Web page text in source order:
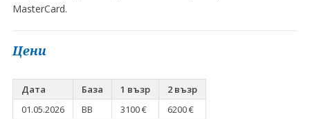
MasterCard.
Цени
Дата База 1 възр
2 възр
01.05.2026
BB 3100 € 6200 €